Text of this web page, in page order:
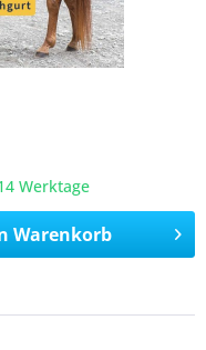
Werktage
Warenkorb